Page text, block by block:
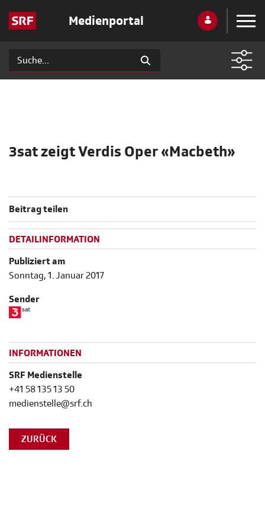
Medienportal
3sat zeigt Verdis Oper «Macbeth»
Beitrag teilen
DETAILINFORMATION
Publiziert am
Sonntag, 1. Januar 2017
Sender
INFORMATIONEN
SRF Medienstelle
+41 58 135 13 50
medienstelle@srf.ch
ZURÜCK